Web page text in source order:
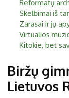
Reformatų
Skelbimai iš
Zarasai ir jų
Virtualios
Kitokie, bet
Biržų
Lietuvos